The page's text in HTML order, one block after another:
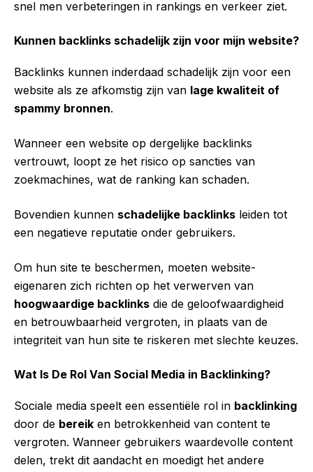
snel men verbeteringen in rankings en verkeer ziet.
Kunnen backlinks schadelijk zijn voor mijn website?
Backlinks kunnen inderdaad schadelijk zijn voor een
website als ze afkomstig zijn van lage kwaliteit of
spammy bronnen.
Wanneer een website op dergelijke backlinks
vertrouwt, loopt ze het risico op sancties van
zoekmachines, wat de ranking kan schaden.
Bovendien kunnen schadelijke backlinks leiden tot
een negatieve reputatie onder gebruikers.
Om hun site te beschermen, moeten website-
eigenaren zich richten op het verwerven van
hoogwaardige backlinks die de geloofwaardigheid
en betrouwbaarheid vergroten, in plaats van de
integriteit van hun site te riskeren met slechte keuzes.
Wat Is De Rol Van Social Media in Backlinking?
Sociale media speelt een essentiële rol in backlinking
door de bereik en betrokkenheid van content te
vergroten. Wanneer gebruikers waardevolle content
delen, trekt dit aandacht en moedigt het andere